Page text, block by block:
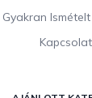
Gyakran